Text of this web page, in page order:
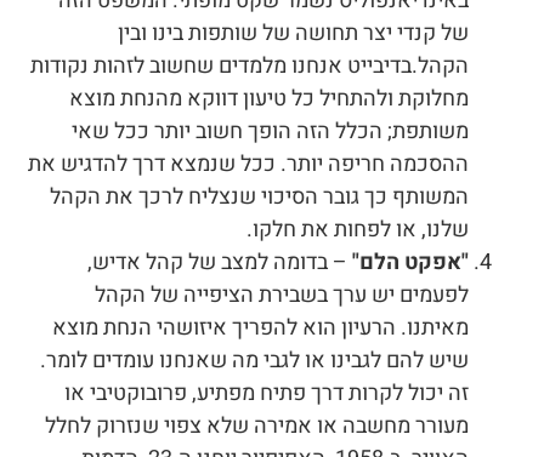
של קנדי יצר תחושה של שותפות בינו ובין
הקהל.בדיבייט אנחנו מלמדים שחשוב לזהות נקודות
מחלוקת ולהתחיל כל טיעון דווקא מהנחת מוצא
משותפת; הכלל הזה הופך חשוב יותר ככל שאי
ההסכמה חריפה יותר. ככל שנמצא דרך להדגיש את
המשותף כך גובר הסיכוי שנצליח לרכך את הקהל
שלנו, או לפחות את חלקו.
"אפקט הלם" – בדומה למצב של קהל אדיש,
לפעמים יש ערך בשבירת הציפייה של הקהל
מאיתנו. הרעיון הוא להפריך איזושהי הנחת מוצא
שיש להם לגבינו או לגבי מה שאנחנו עומדים לומר.
זה יכול לקרות דרך פתיח מפתיע, פרובוקטיבי או
מעורר מחשבה או אמירה שלא צפוי שנזרוק לחלל